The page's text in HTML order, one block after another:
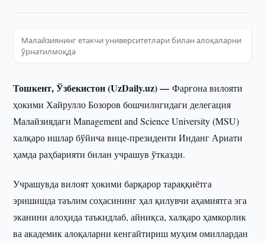
Малайзиянинг етакчи университетлари билан алоқаларни
ўрнатилмоқда
Тошкент, Ўзбекистон (UzDaily.uz) —Фарғона вилояти
ҳокими Хайрулло Бозоров бошчилигидаги делегация
Малайзиядаги Management and Science University (MSU)
халқаро ишлар бўйича вице-президенти Инданг Ариати
ҳамда раҳбарияти билан учрашув ўтказди.
Учрашувда вилоят ҳокими барқарор тараққиётга
эришишда таълим соҳасининг ҳал қилувчи аҳамиятга эга
эканини алоҳида таъкидлаб, айниқса, халқаро ҳамкорлик
ва академик алоқаларни кенгайтириш муҳим омиллардан